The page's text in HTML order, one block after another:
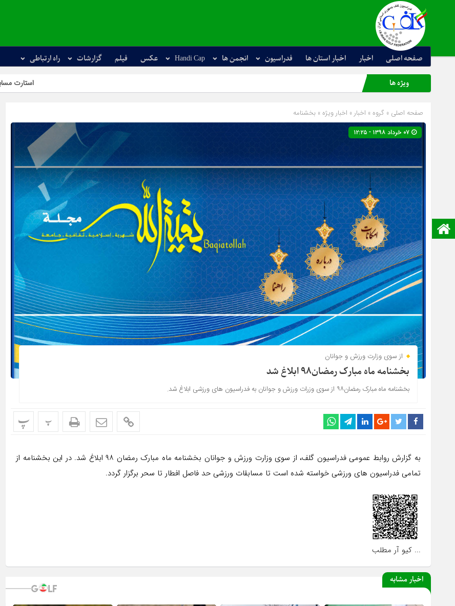
صفحه اصلی اخبار اخبار استان ها فدراسیون انجمن ها Handi Cap عکس فیلم گزارشات راه ارتباطی
صفحه نخست
ویژه ها استارت مسابقات آزاد
صفحه اصلی » گروه » اخبار » اخبار ویژه» بخشنامه
از سوی وزارت ورزش و جوانان
بخشنامه ماه مبارک رمضان۹۸ ابلاغ شد
بخشنامه ماه مبارک رمضان۹۸ از سوی وزرات ورزش و جوانان به فدراسیون های ورزشی ابلاغ شد.
پ پ
به گزارش روابط عمومی فدراسیون گلف، از سوی وزارت ورزش و جوانان بخشنامه ماه مبارک رمضان ۹۸ ابلاغ شد. در این بخشنامه از
تمامی فدراسیون های ورزشی خواسته شده است تا مسابقات ورزشی حد فاصل افطار تا سحر برگزار گردد.
... کیو آر مطلب
اخبار مشابه